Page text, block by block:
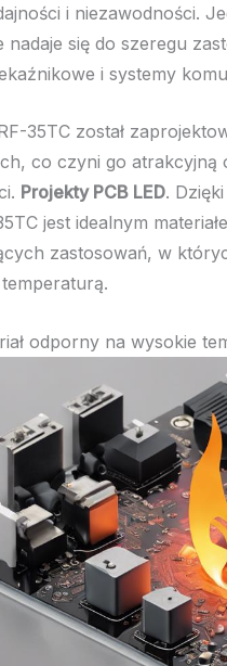
i niezawodności.
nadaje się do szeregu
i systemy
35TC został
co czyni go atrakcyjną
Projekty PCB LED.
jest idealnym
zastosowań, w
odporny na wysokie